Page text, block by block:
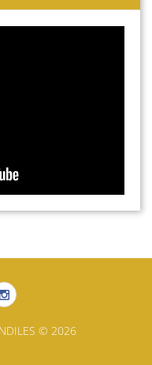
© 2026